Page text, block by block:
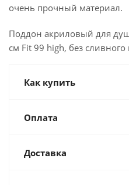
очень прочный материал.
Поддон акриловый для
см Fit 99 high, без сливного
Как купить
Оплата
Доставка